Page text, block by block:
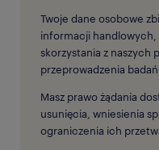
Twoje dane osobowe
informacji handlowych,
skorzystania z naszych
przeprowadzenia
Masz prawo żądania
usunięcia, wniesienia
ograniczenia ich